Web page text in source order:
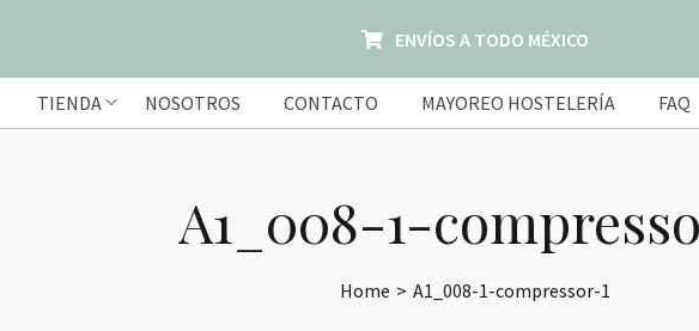
ENVÍOS A TODO MÉXICO
TIENDA NOSOTROS CONTACTO MAYOREO HOSTELERÍA FAQ
A1_008-1-
Home > A1_008-1-compressor-1